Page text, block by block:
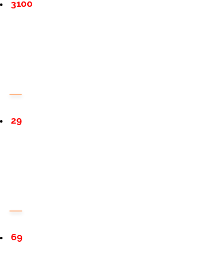
3100
29
69